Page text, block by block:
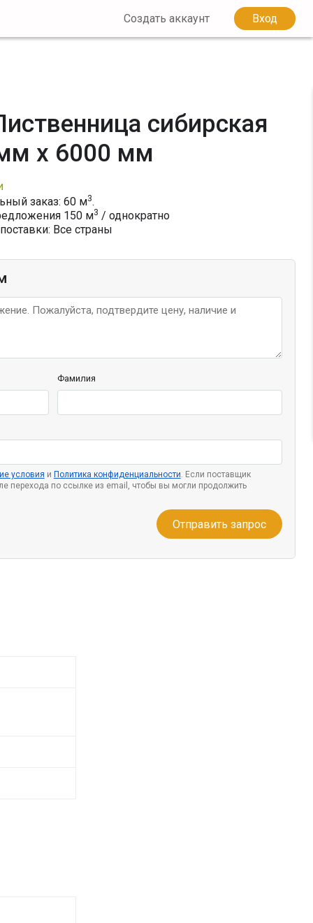
Создать аккаунт Вход
сибирская
x 6000 мм
заказ: 60 м3.
150м3 / однократно
Все страны
Фамилия
условия и Политика конфиденциальности . Если поставщик
перехода по ссылке из email, чтобы вы могли продолжить
Отправить запрос